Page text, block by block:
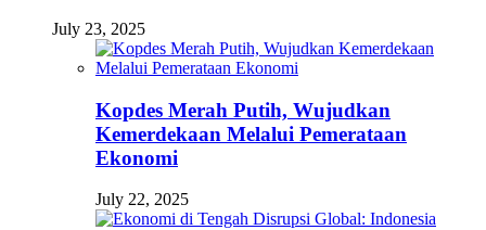
July 23, 2025
Kopdes Merah Putih, Wujudkan
Kemerdekaan Melalui Pemerataan
Ekonomi
July 22, 2025